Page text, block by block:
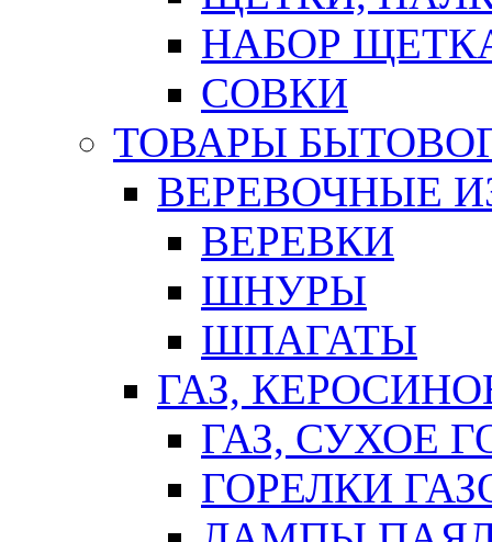
НАБОР
СОВКИ
ТОВАРЫ
ВЕРЕВОЧНЫЕ
ВЕРЕВКИ
ШНУРЫ
ШПАГАТЫ
ГАЗ,
ГАЗ, СУХОЕ
ГОРЕЛКИ